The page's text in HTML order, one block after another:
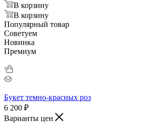
В корзину
В корзину
Популярный товар
Советуем
Новинка
Премиум
Букет темно-красных роз
6 200 ₽
Варианты цен